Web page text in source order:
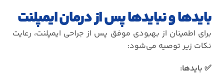
بایدها و نبایدها پس از درمان ایمپلنت
برای اطمینان از بهبودی موفق پس از جراحی ایمپلنت، رعایت
نکات زیر توصیه می‌شود:
✅ بایدها: